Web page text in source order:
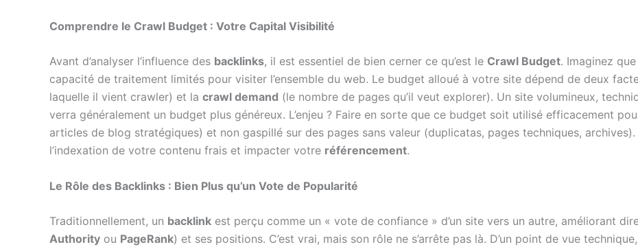
Comprendre le Crawl Budget : Votre Capital Visibilité
Avant d’analyser l’influence des backlinks, il est essentiel de bien cerner ce qu’est le Crawl Budget. Imaginez
capacité de traitement limités pour visiter l’ensemble du web. Le budget alloué à votre site dépend de deux
laquelle il vient crawler) et la crawl demand (le nombre de pages qu’il veut explorer). Un site volumineux,
verra généralement un budget plus généreux. L’enjeu ? Faire en sorte que ce budget soit utilisé efficacement
articles de blog stratégiques) et non gaspillé sur des pages sans valeur (duplicatas, pages techniques,
l’indexation de votre contenu frais et impacter votre référencement.
Le Rôle des Backlinks : Bien Plus qu’un Vote de Popularité
Traditionnellement, un backlink est perçu comme un « vote de confiance » d’un site vers un autre, améliorant
Authority ou PageRank) et ses positions. C’est vrai, mais son rôle ne s’arrête pas là. D’un point de vue